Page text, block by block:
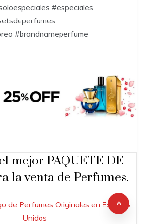
#especiales
#brandnameperfume
mejor PAQUETE DE
la venta de Perfumes.
de Perfumes Originales en Estados
Unidos